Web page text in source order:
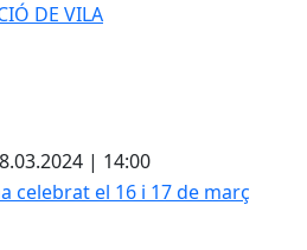
DE VILA
| 14:00
el 16 i 17 de març